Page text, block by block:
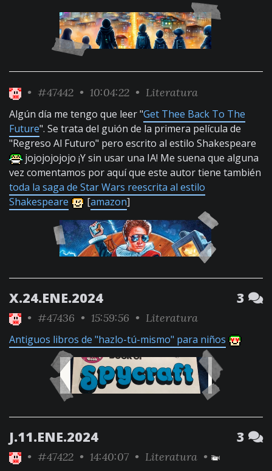
• #47442 • 10:04:22 • Literatura
Algún día me tengo que leer "Get Thee Back To The
Future". Se trata del guión de la primera película de
"Regreso Al Futuro" pero escrito al estilo Shakespeare
jojojojojojo ¡Y sin usar una IA! Me suena que alguna
vez comentamos por aquí que este autor tiene también
toda la saga de Star Wars reescrita al estilo
Shakespeare
[amazon]
X.24.ENE.2024 3
• #47436 • 15:59:56 • Literatura
Antiguos libros de "hazlo-tú-mismo" para niños
J.11.ENE.2024 3
• #47422 • 14:40:07 • Literatura •